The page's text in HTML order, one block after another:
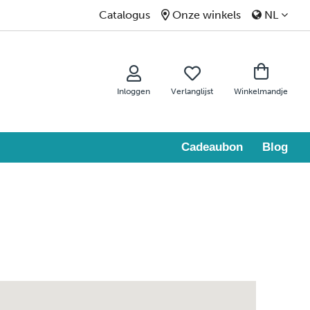
Catalogus Onze winkels NL
Inloggen Verlanglijst Winkelmandje
Cadeaubon Blog